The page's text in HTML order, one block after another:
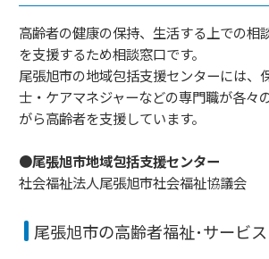
高齢者の健康の保持、生活する上での相
を支援するため相談窓口です。
尾張旭市の地域包括支援センターには、
士・ケアマネジャーなどの専門職が各々
がら高齢者を支援しています。
●尾張旭市地域包括支援センター
社会福祉法人尾張旭市社会福祉協議会
尾張旭市の高齢者福祉･サービ